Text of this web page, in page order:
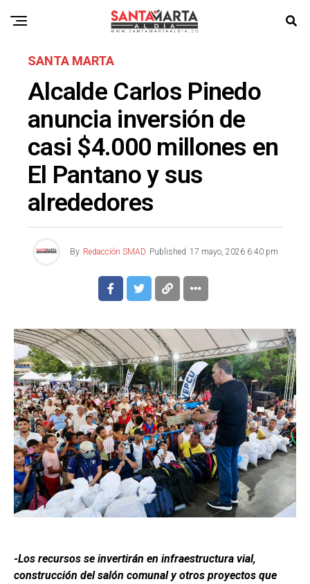
SANTA MARTA
Alcalde Carlos Pinedo
anuncia inversión de
casi $4.000 millones en
El Pantano y sus
alrededores
By Redacción SMAD Published 17 mayo, 2026 6:40 pm
-Los recursos se invertirán en infraestructura vial,
construcción del salón comunal y otros proyectos que